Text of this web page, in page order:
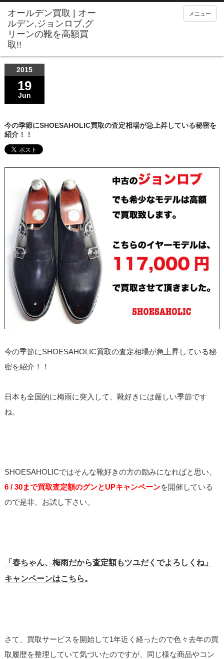
メニュー
2015
19
Jun
今の季節にSHOESAHOLIC買取の査定相場が急上昇している秘密を
紹介！！
今の季節にSHOESAHOLIC買取の査定相場が急上昇している秘
密を紹介！！
日本も全国的に梅雨に突入して、靴好きには厳しい季節です
ね。
SHOESAHOLICではそんな靴好きの方の励みになればと思い、
6 / 30まで買取査定額のグンとUPキャンペーンを開催している
ので是非、お試し下さい。
「 春ちゃん、梅雨だから査定額もツユだくでよろしくね」
キャンペーンはこちら。
さて、買取サービスを開始して1年近く経ったので色々去年の買
取履歴を整理していて気づいたのですが、同じ様な商品やコン